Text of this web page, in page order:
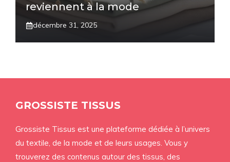
reviennent à la mode
décembre 31, 2025
GROSSISTE TISSUS
Grossiste Tissus est une plateforme dédiée à l’univers
du textile, de la mode et de leurs usages. Vous y
trouverez des contenus autour des tissus, des